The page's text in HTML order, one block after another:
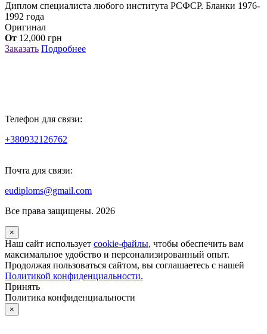
Диплом специалиста любого института РСФСР. Бланки 1976-
1992 года
Оригинал
От 12,000 грн
Заказать Подробнее
Телефон для связи:
+380932126762
Почта для связи:
eudiploms@gmail.com
Все права защищены. 2026
×
Наш сайт использует cookie-файлы, чтобы обеспечить вам
максимальное удобство и персонализированный опыт.
Продолжая пользоваться сайтом, вы соглашаетесь с нашей
Политикой конфиденциальности.
Принять
Политика конфиденциальности
×